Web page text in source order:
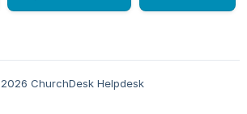
ChurchDesk Helpdesk